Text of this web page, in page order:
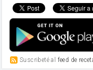
Disculpa. En la
el bizcocho de
apartado de los
te has olvidado
cantidad q se
poner. Gracias.
Rosa en 6
con pepitas de
Suscribeté al feed de